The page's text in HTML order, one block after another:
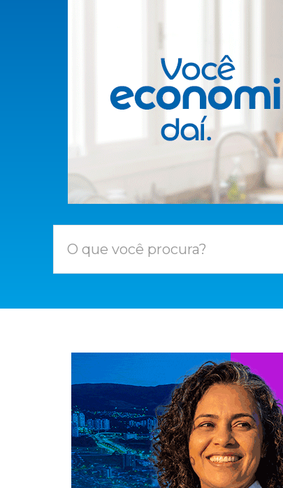
O que você procura?